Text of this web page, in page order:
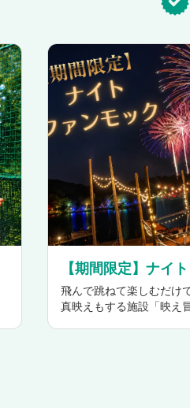
【期間限定】ナイ
飛んで跳ねて楽しむだけ
真映えもする施設「映え